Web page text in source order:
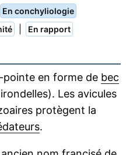
En conchyliologie
En rapport
en forme de bec
Les avicules
protègent la
.